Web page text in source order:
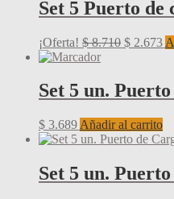
Set 5 Puerto
¡Oferta! $8.710 El
era:
$ 8.710.
$ 2.673El
es:
$
Set 5 un.
$ 3.689 Añadir al carrito
Set 5 un.